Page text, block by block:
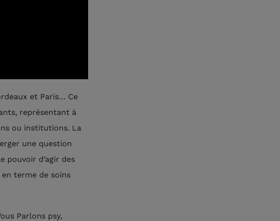
et Paris… Ce
représentant à
ou institutions. La
une question
pouvoir d’agir des
terme de soins
Parlons psy,